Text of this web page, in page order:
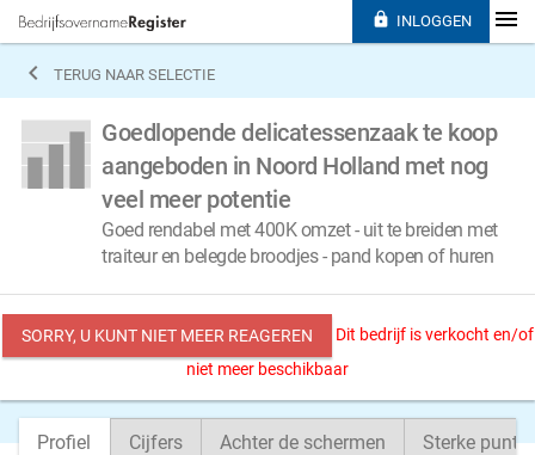
 TERUG NAAR SELECTIE
Goedlopende delicatessenzaak te koop
aangeboden in Noord Holland met nog
veel meer potentie
Goed rendabel met 400K omzet - uit te breiden met
traiteur en belegde broodjes - pand kopen of huren
SORRY, U KUNT NIET MEER REAGEREN
Dit bedrijf is verkocht en/of
niet meer beschikbaar
Profiel Cijfers Achter de schermen Sterke
 INLOGGEN